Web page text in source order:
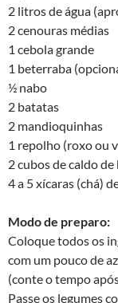
2 litros de água
2 cenouras médias
1 cebola grande
1 beterraba
½ nabo
2 batatas
2 mandioquinhas
1 repolho (roxo ou
2 cubos de caldo
4 a 5 xícaras (chá)
Modo de preparo:
Coloque todos os
com um pouco de
(conte o tempo
Passe os legumes